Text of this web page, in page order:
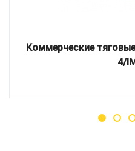
Коммерческие
4/